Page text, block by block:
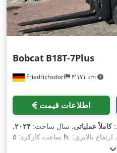
Friedrichsdorf ۴٬۱۷۱ km
Bobcat B18T-7Plus
اطلاعات قیمت
کاملاً عملیاتی, سال ساخت: ۲۰۲۴,
ساعت کارکرد: ۵ h , ارتفاع بالابری:
۱٬۵۴۰ میلی‌متر